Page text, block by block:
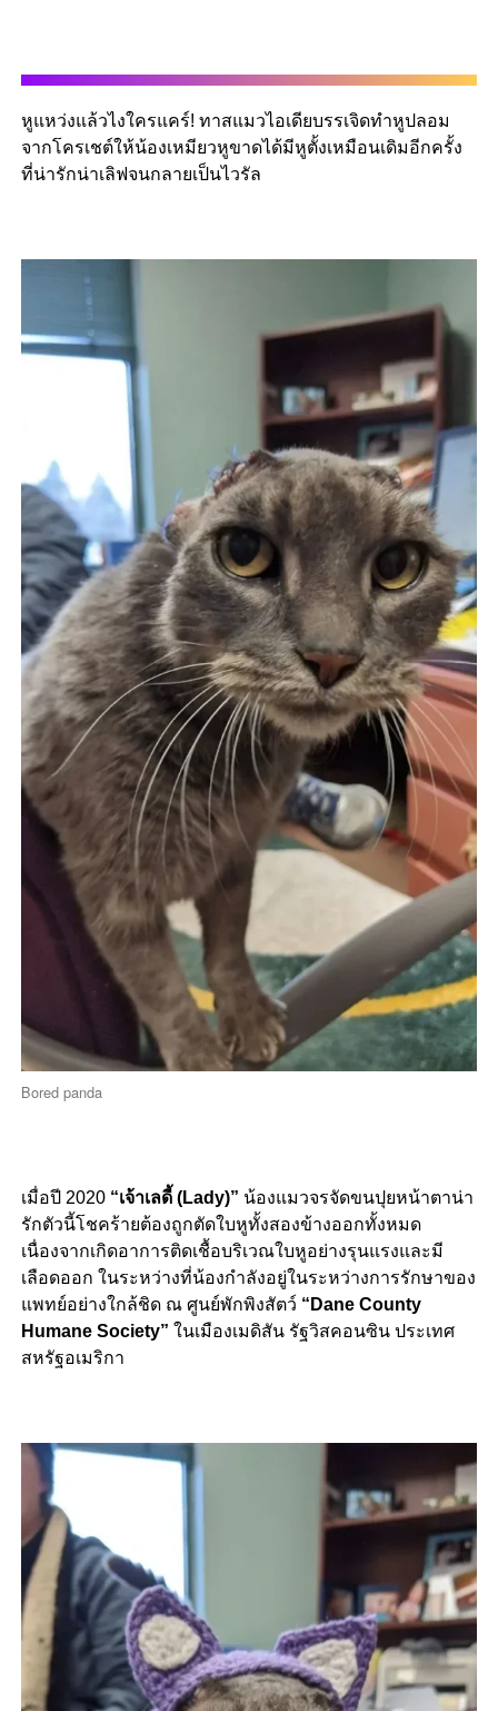
หูแหว่งแล้วไงใครแคร์! ทาสแมวไอเดียบรรเจิดทำหูปลอม
จากโครเชต์ให้น้องเหมียวหูขาดได้มีหูตั้งเหมือนเดิมอีกครั้ง
ที่น่ารักน่าเลิฟจนกลายเป็นไวรัล
Bored panda
เมื่อปี 2020“เจ้าเลดี้ (Lady)” น้องแมวจรจัดขนปุยหน้าตาน่า
รักตัวนี้โชคร้ายต้องถูกตัดใบหูทั้งสองข้างออกทั้งหมด
เนื่องจากเกิดอาการติดเชื้อบริเวณใบหูอย่างรุนแรงและมี
เลือดออก ในระหว่างที่น้องกำลังอยู่ในระหว่างการรักษาของ
แพทย์อย่างใกล้ชิด ณ ศูนย์พักพิงสัตว์ “Dane County
Humane Society” ในเมืองเมดิสัน รัฐวิสคอนซิน ประเทศ
สหรัฐอเมริกา